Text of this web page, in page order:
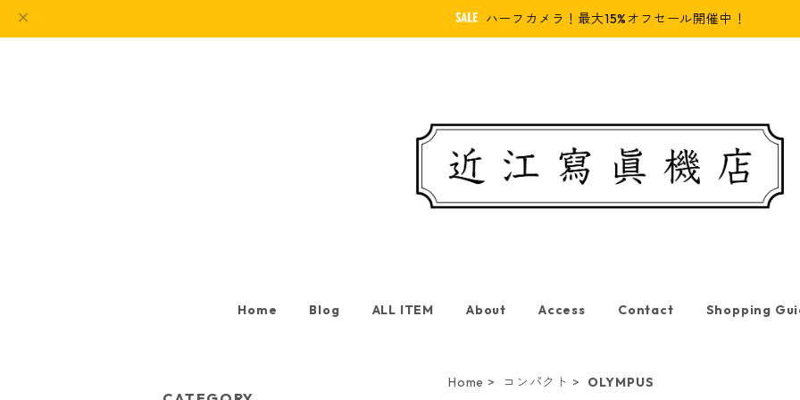
ハーフカメラ！最大15%オフセール開催中！
Home Blog ALL ITEM About Access Contact Shopping
Home コンパクト OLYMPUS